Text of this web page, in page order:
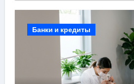
Банки и кредиты